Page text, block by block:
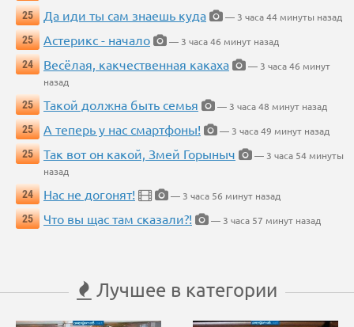
25
Да иди ты сам знаешь куда
— 3 часа 44 минуты назад
25
Астерикс - начало
— 3 часа 46 минут назад
24
Весёлая, какчественная какаха
— 3 часа 46 минут
назад
25
Такой должна быть семья
— 3 часа 48 минут назад
25
А теперь у нас смартфоны!
— 3 часа 49 минут назад
25
Так вот он какой, Змей Горыныч
— 3 часа 54 минуты
назад
24
Нас не догонят!
— 3 часа 56 минут назад
25
Что вы щас там сказали?! — 3 часа 57 минут назад
Лучшее в категории